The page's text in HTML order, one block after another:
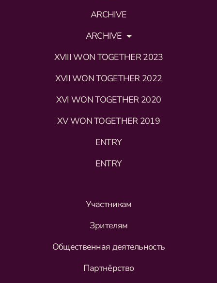
ARCHIVE
ARCHIVE
XVIII WON TOGETHER 2023
XVII WON TOGETHER 2022
XVI WON TOGETHER 2020
XV WON TOGETHER 2019
ENTRY
ENTRY
Участникам
Зрителям
Общественная деятельность
Партнёрство